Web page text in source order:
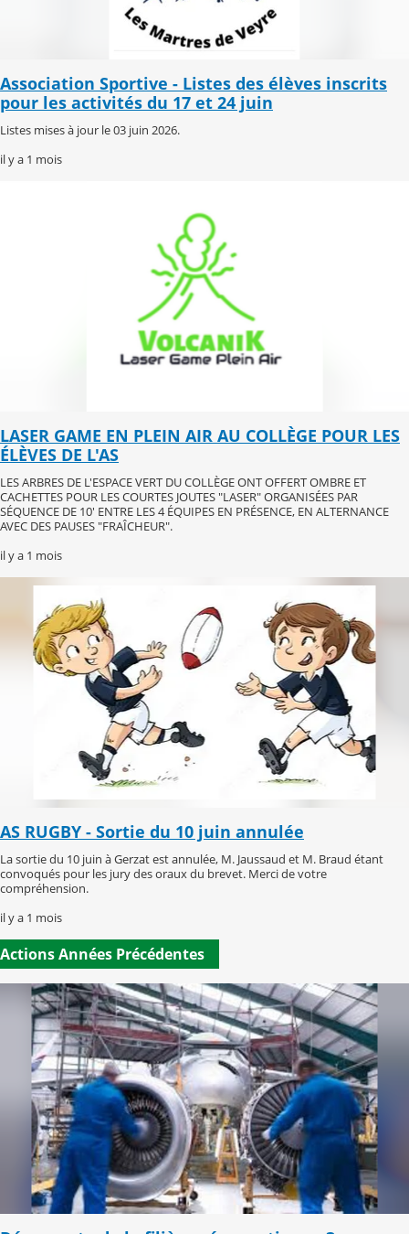
Association Sportive - Listes des élèves inscrits
pour les activités du 17 et 24 juin
Listes mises à jour le 03 juin 2026.
il y a 1 mois
LASER GAME EN PLEIN AIR AU COLLÈGE POUR LES
ÉLÈVES DE L'AS
LES ARBRES DE L'ESPACE VERT DU COLLÈGE ONT OFFERT OMBRE ET
CACHETTES POUR LES COURTES JOUTES "LASER" ORGANISÉES PAR
SÉQUENCE DE 10' ENTRE LES 4 ÉQUIPES EN PRÉSENCE, EN ALTERNANCE
AVEC DES PAUSES "FRAÎCHEUR".
il y a 1 mois
AS RUGBY - Sortie du 10 juin annulée
La sortie du 10 juin à Gerzat est annulée, M. Jaussaud et M. Braud étant
convoqués pour les jury des oraux du brevet. Merci de votre
compréhension.
il y a 1 mois
Actions Années Précédentes